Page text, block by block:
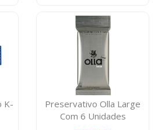
K-
Preservativo Olla Large
Com 6 Unidades